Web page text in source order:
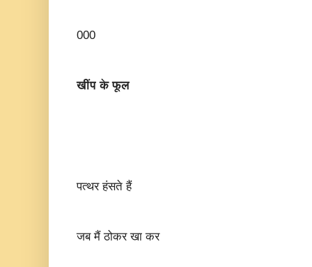
000
खींप के फूल
पत्थर हंसते हैं
जब मैं ठोकर खा कर